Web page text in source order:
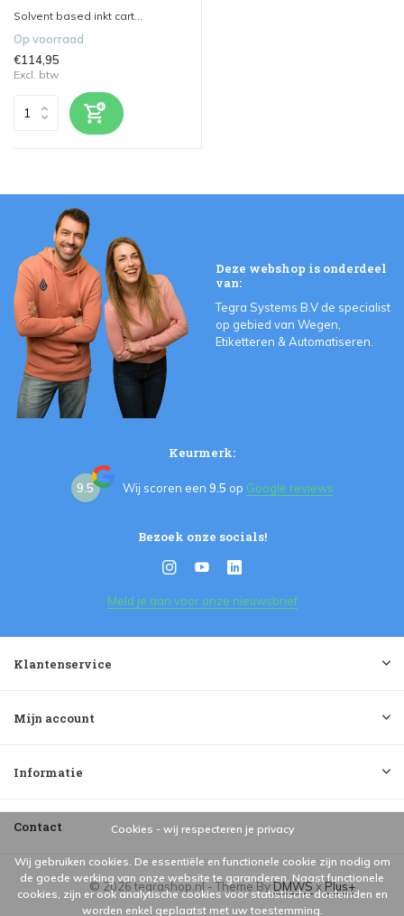
Solvent based inkt cart...
Op voorraad
€114,95
Excl. btw
Deze webshop is onderdeel
van:
Tegra Systems B.V de specialist
op gebied van Wegen,
Etiketteren & Automatiseren.
Keurmerk:
9.5 Wij scoren een 9.5 op Google reviews
Bezoek onze socials!
Meld je aan voor onze nieuwsbrief
Klantenservice
Mijn account
Informatie
Contact
© 2026 tegrashop.nl - Theme ByDMWSxPlus+
Cookies - wij respecteren je privacy
Wij gebruiken cookies. De essentiële en functionele cookie zijn nodig om
de goede werking van onze website te garanderen. Naast functionele
cookies, zijn er ook analytische cookies voor statistische doeleinden en
worden enkel geplaatst met uw toestemming.